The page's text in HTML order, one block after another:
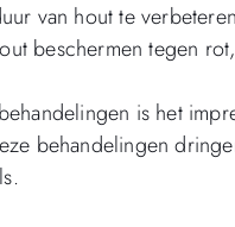
van hout te
beschermen tegen
is het
behandelingen